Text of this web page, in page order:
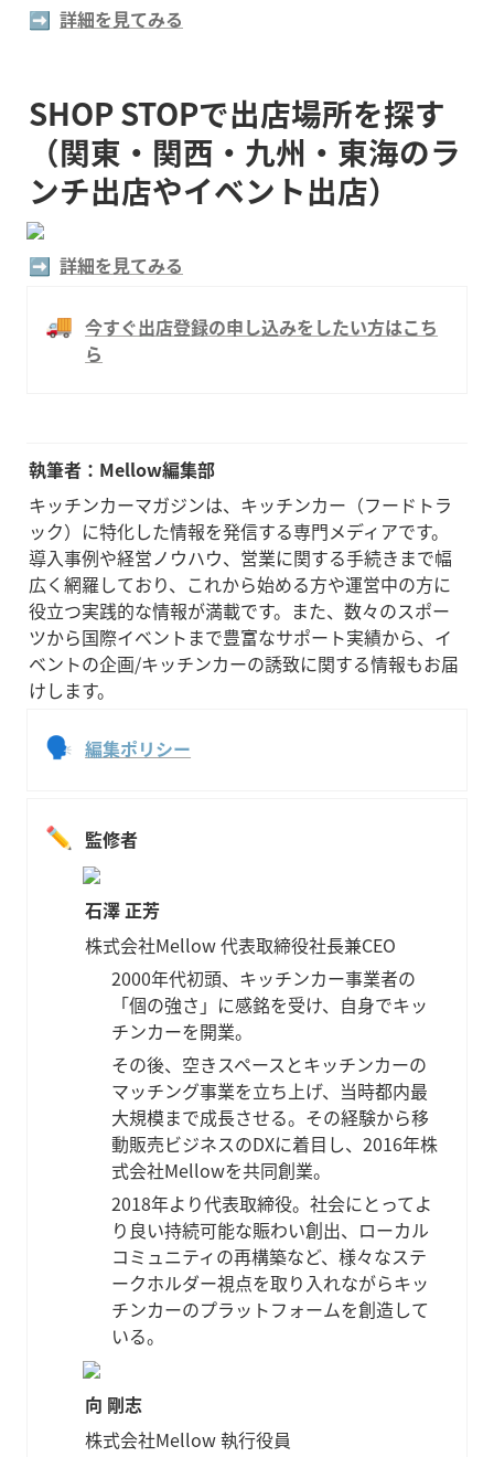
➡️ 詳細を見てみる
SHOP STOPで出店場所を探す
（関東・関西・九州・東海のラ
ンチ出店やイベント出店）
➡️ 詳細を見てみる
🚚 今すぐ出店登録の申し込みをしたい方はこち
ら
執筆者：Mellow編集部
キッチンカーマガジンは、キッチンカー（フードトラ
ック）に特化した情報を発信する専門メディアです。
導入事例や経営ノウハウ、営業に関する手続きまで幅
広く網羅しており、これから始める方や運営中の方に
役立つ実践的な情報が満載です。また、数々のスポー
ツから国際イベントまで豊富なサポート実績から、イ
ベントの企画/キッチンカーの誘致に関する情報もお届
けします。
🗣 編集ポリシー
✏️ 監修者
石澤 正芳
株式会社Mellow 代表取締役社長兼CEO
2000年代初頭、キッチンカー事業者の
「個の強さ」に感銘を受け、自身でキッ
チンカーを開業。
その後、空きスペースとキッチンカーの
マッチング事業を立ち上げ、当時都内最
大規模まで成長させる。その経験から移
動販売ビジネスのDXに着目し、2016年株
式会社Mellowを共同創業。
2018年より代表取締役。社会にとってよ
り良い持続可能な賑わい創出、ローカル
コミュニティの再構築など、様々なステ
ークホルダー視点を取り入れながらキッ
チンカーのプラットフォームを創造して
いる。
向 剛志
株式会社Mellow 執行役員